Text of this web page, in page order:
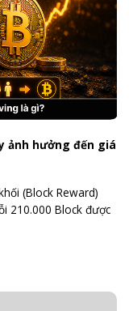
ảnh hưởng đến giá
(Block Reward)
210.000 Block được